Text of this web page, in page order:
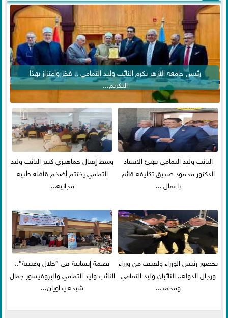
رئيس جامعة الأزهر يكرم النائب وليد التمامي .. فخر واعتزاز بهذا
التكريم...
النائب وليد التمامي يهنئ الاستاذ
الدكتور محمود صديق تكليفة قائم
باعمال ...
وسط إقبال جماهيري كبير النائب وليد
التمامي يختتم أضخم قافلة طبية
مجانية...
بحضور رئيس الوزراء ولفيف من وزراء
ورجال الدولة.. النائبان وليد التمامي
ومحمد...
بصمة إنسانية في ”جلال وعتيبة”..
النائب وليد التمامي والبروفيسور جمال
شيحة يداويان...